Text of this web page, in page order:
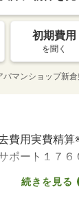
初期費用
を聞く
パマンショップ新
費用実費精算
ポート１７
０円／月（
年 ●再契約
続きを見る